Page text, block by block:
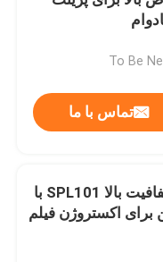
تماس با ما
رزین PLA با شفافیت بالا SPL101 با
برای اکستروژن فیلم